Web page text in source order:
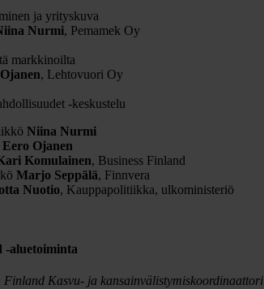
ja yrityskuva
Nurmi, Pemamek Oy
markkinoilta
, Lehtovuori Oy
-keskustelu
Niina Nurmi
Eero Ojanen
Komulainen, Business Finland
Marjo Seppälä, Finnvera
Nuotio, Kauppapolitiikka, ulkoministeriö
-aluetoiminta
Finland Kasvu- ja kansainvälistymiskoordinaattori